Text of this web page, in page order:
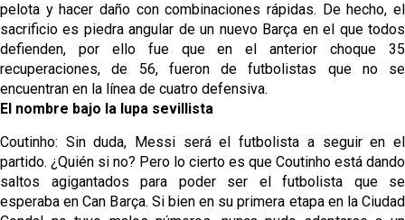
pelota y hacer daño con combinaciones rápidas. De hecho, el
sacrificio es piedra angular de un nuevo Barça en el que todos
defienden, por ello fue que en el anterior choque 35
recuperaciones, de 56, fueron de futbolistas que no se
encuentran en la línea de cuatro defensiva.
El nombre bajo la lupa sevillista
Coutinho: Sin duda, Messi será el futbolista a seguir en el
partido. ¿Quién si no? Pero lo cierto es que Coutinho está dando
saltos agigantados para poder ser el futbolista que se
esperaba en Can Barça. Si bien en su primera etapa en la Ciudad